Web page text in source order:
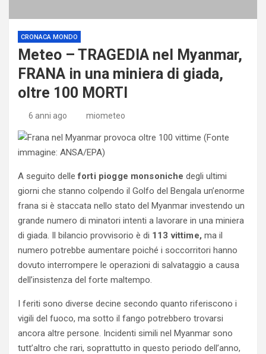
CRONACA MONDO
Meteo – TRAGEDIA nel Myanmar,
FRANA in una miniera di giada,
oltre 100 MORTI
6 anni ago miometeo
A seguito delleforti piogge monsoniche degli ultimi
giorni che stanno colpendo il Golfo del Bengala un’enorme
frana si è staccata nello stato del Myanmar investendo un
grande numero di minatori intenti a lavorare in una miniera
di giada. Il bilancio provvisorio è di 113 vittime, ma il
numero potrebbe aumentare poiché i soccorritori hanno
dovuto interrompere le operazioni di salvataggio a causa
dell’insistenza del forte maltempo.
I feriti sono diverse decine secondo quanto riferiscono i
vigili del fuoco, ma sotto il fango potrebbero trovarsi
ancora altre persone. Incidenti simili nel Myanmar sono
tutt’altro che rari, soprattutto in questo periodo dell’anno,